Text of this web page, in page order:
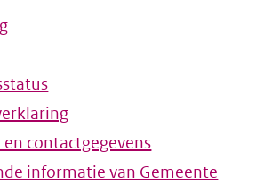
en contactgegevens
informatie van Gemeente